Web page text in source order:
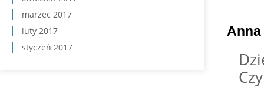
marzec 2017
luty 2017
styczeń 2017